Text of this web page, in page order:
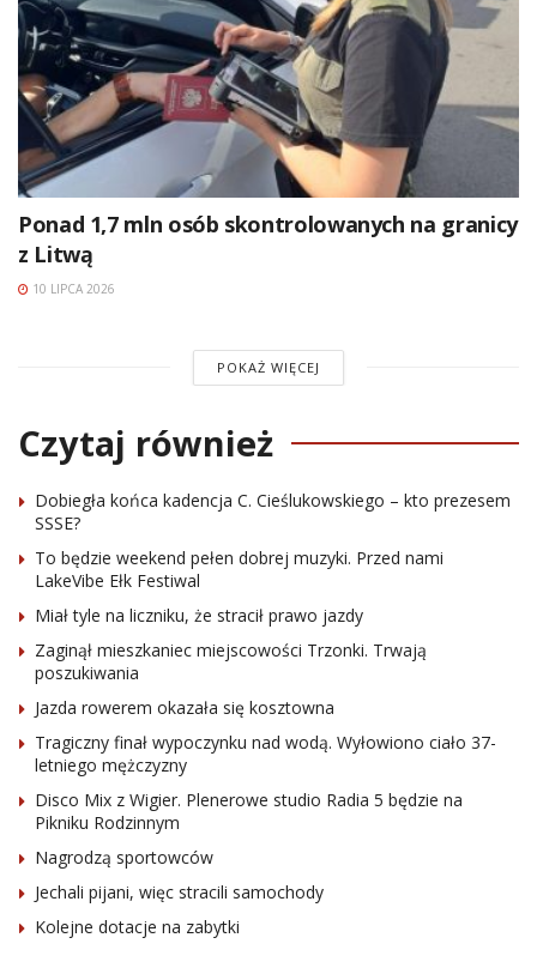
Ponad 1,7 mln osób skontrolowanych na granicy
z Litwą
10 LIPCA 2026
POKAŻ WIĘCEJ
Czytaj również
Dobiegła końca kadencja C. Cieślukowskiego – kto prezesem
SSSE?
To będzie weekend pełen dobrej muzyki. Przed nami
LakeVibe Ełk Festiwal
Miał tyle na liczniku, że stracił prawo jazdy
Zaginął mieszkaniec miejscowości Trzonki. Trwają
poszukiwania
Jazda rowerem okazała się kosztowna
Tragiczny finał wypoczynku nad wodą. Wyłowiono ciało 37-
letniego mężczyzny
Disco Mix z Wigier. Plenerowe studio Radia 5 będzie na
Pikniku Rodzinnym
Nagrodzą sportowców
Jechali pijani, więc stracili samochody
Kolejne dotacje na zabytki